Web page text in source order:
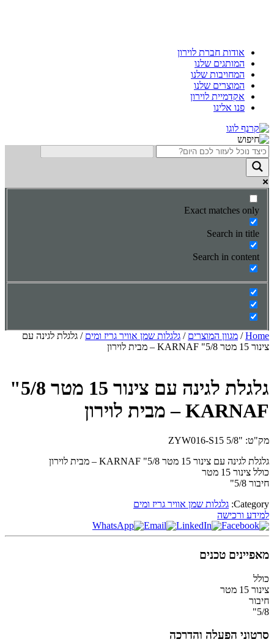
אודות חברת לוירון
המותגים שלנו
המחויבות שלנו
המוצרים שלנו
אקדמיית לוירון
פנו אלינו
Exact matches only
Search in title
Search in content
Home
/ מגוון המוצרים / גלגלות שמן אוויר גריז ומים / גלגלת לגינה עם
צינור 15 מטר 5/8" KARNAF – מבית לוירון
גלגלת לגינה עם צינור 15 מטר 5/8"
KARNAF – מבית לוירון
מק"ט: "ZYW016-S15 5/8
גלגלת לגינה עם צינור 15 מטר 5/8" KARNAF – מבית לוירון
כולל צינור 15 מטר
חיבור 5/8"
Category: גלגלות שמן אוויר גריז ומים
למידע ורכישה
מאפיינים טכנים
כולל
צינור 15 מטר
חיבור
5/8"
סרטוני הפעלה והדרכה